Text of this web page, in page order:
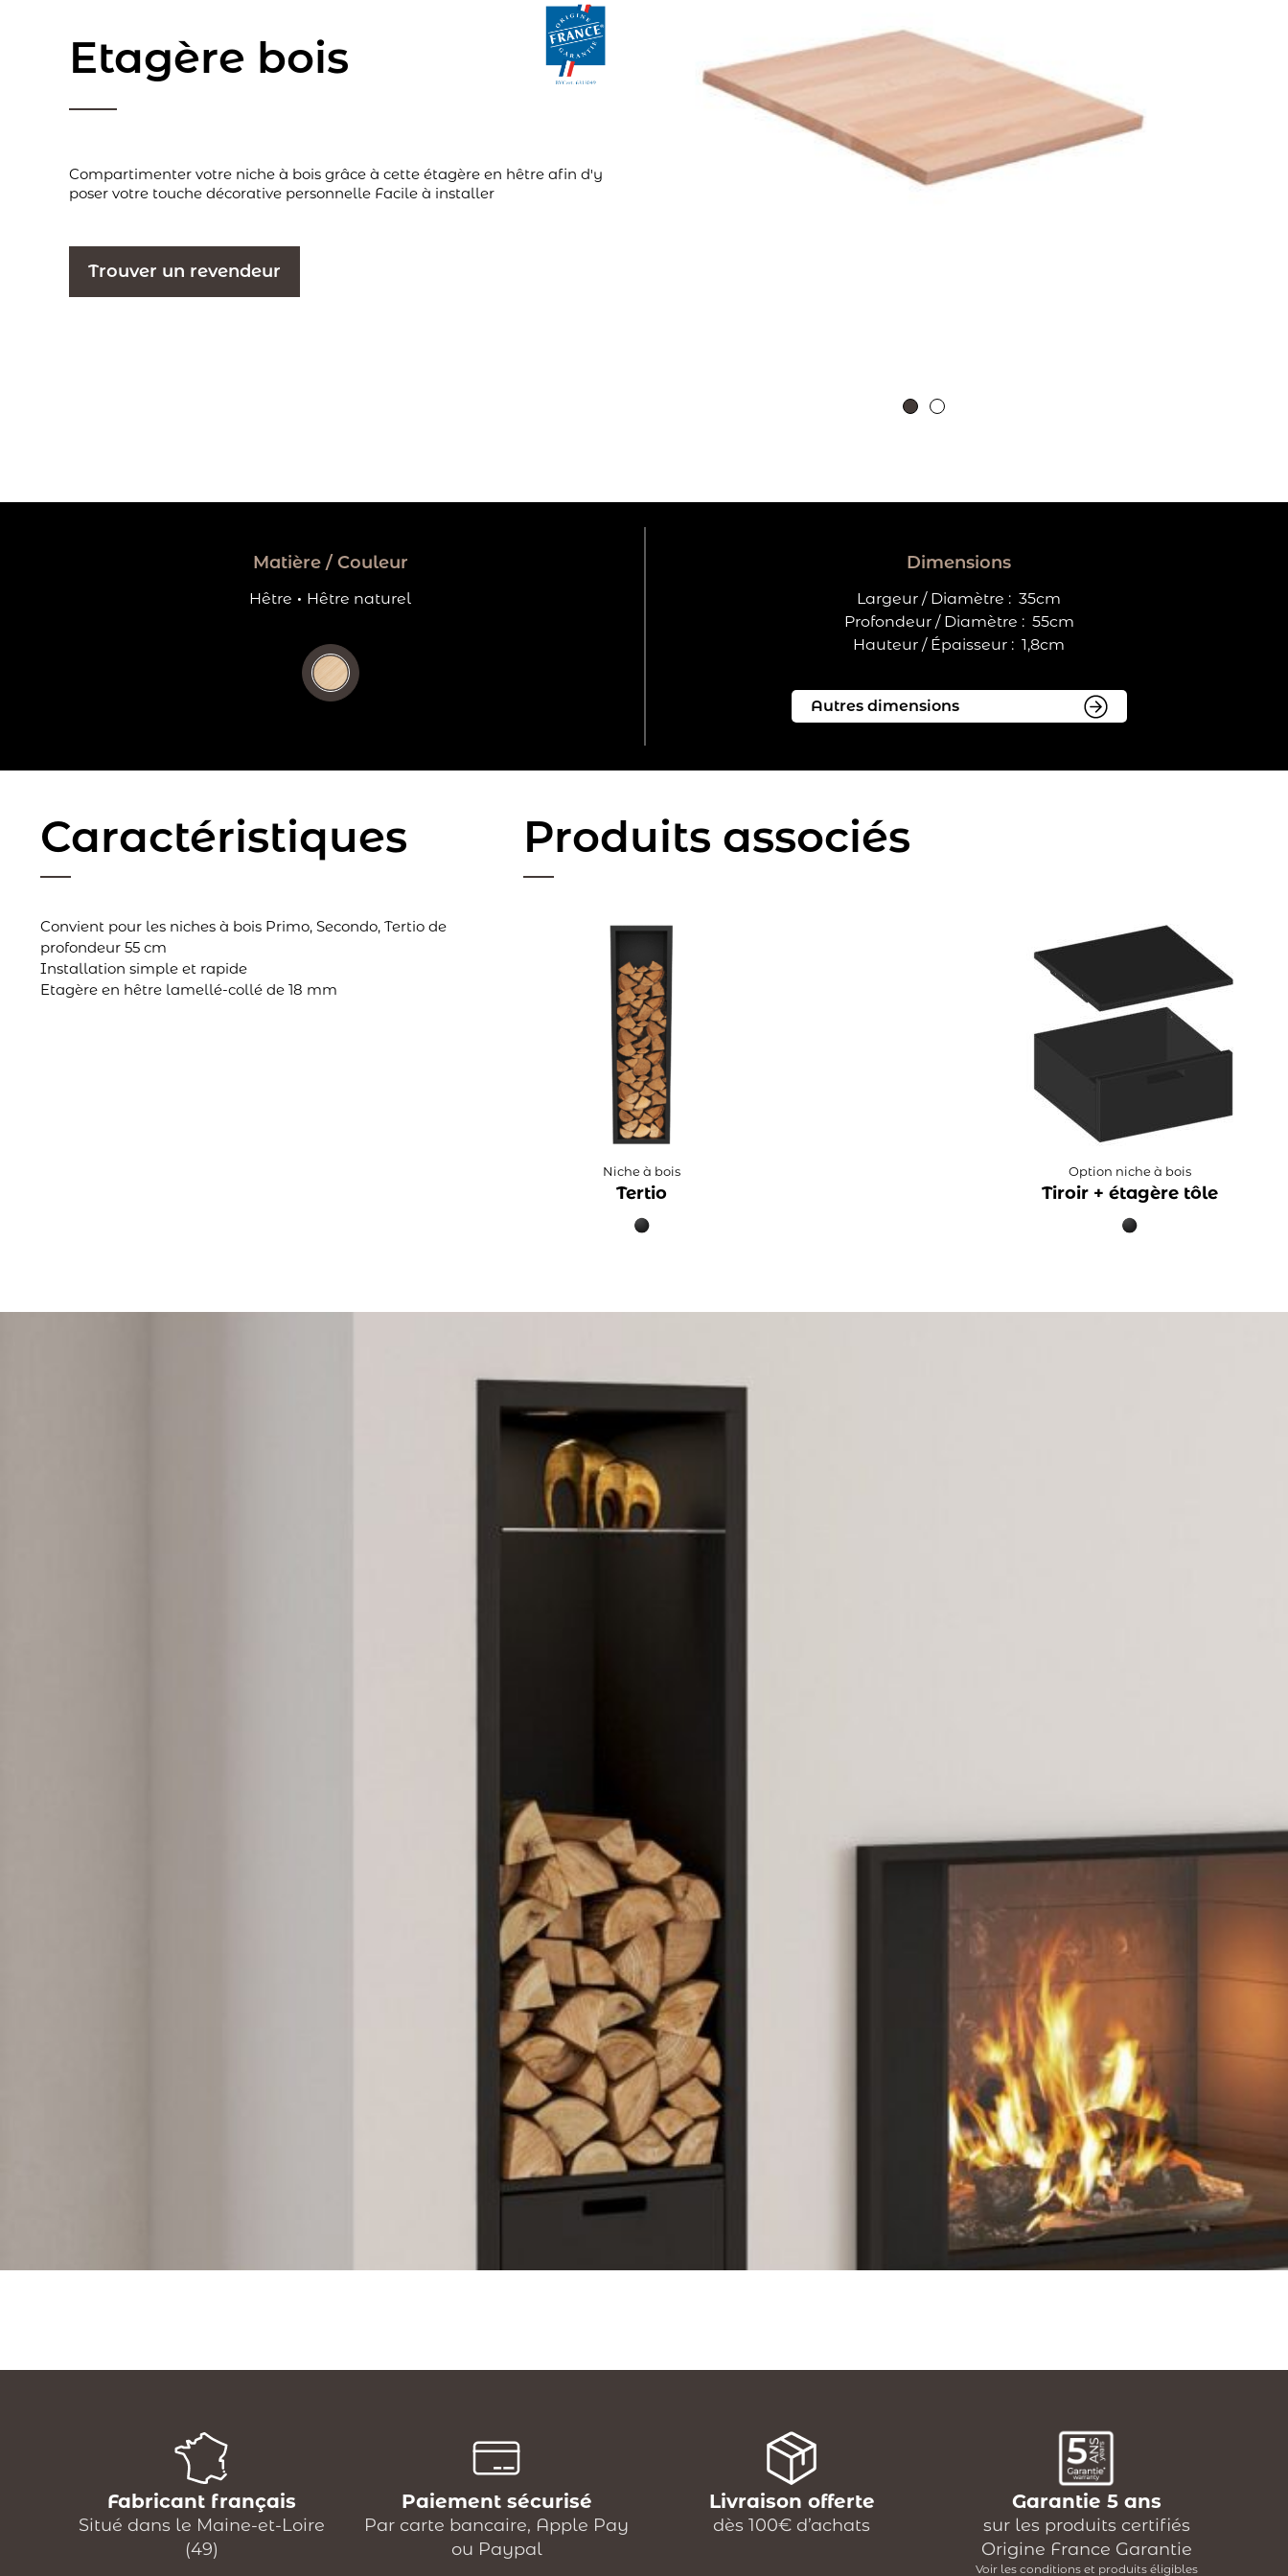
Etagère bois
Compartimenter votre niche à bois grâce à cette étagère en hêtre afin d'y
poser votre touche décorative personnelle Facile à installer
Trouver un revendeur
Matière / Couleur
Hêtre · Hêtre naturel
Dimensions
Largeur / Diamètre : 35cm
Profondeur / Diamètre : 55cm
Hauteur / Épaisseur : 1,8cm
Caractéristiques
Convient pour les niches à bois Primo, Secondo, Tertio de
profondeur 55 cm
Installation simple et rapide
Etagère en hêtre lamellé-collé de 18 mm
Produits associés
Niche à bois
Tertio
Option niche à bois
Tiroir + étagère tôle
Fabricant français
Situé dans le Maine-et-Loire
(49)
Paiement sécurisé
Par carte bancaire, Apple Pay
ou Paypal
Livraison offerte
dès 100€ d’achats
Garantie 5 ans
sur les produits certifiés
Origine France Garantie
Voir les conditions et produits éligibles